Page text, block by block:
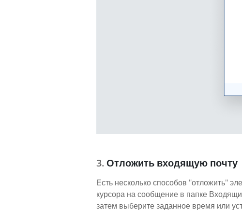
Отложить входящую почту
Есть несколько способов "отложить"
курсора на сообщение в папке
затем выберите заданное время или